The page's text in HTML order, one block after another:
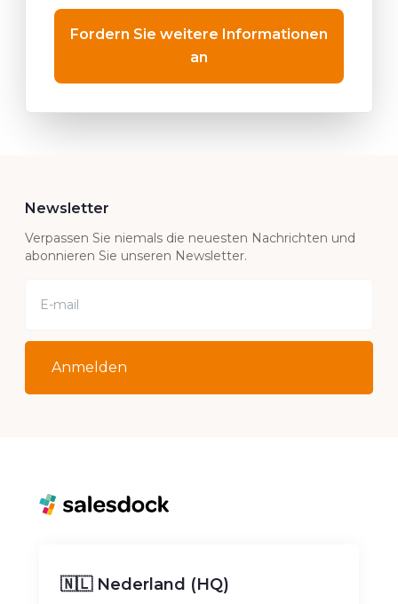
Fordern Sie weitere Informationen
an
Newsletter
Verpassen Sie niemals die neuesten Nachrichten und
abonnieren Sie unseren Newsletter.
Anmelden
🇳🇱 Nederland (HQ)